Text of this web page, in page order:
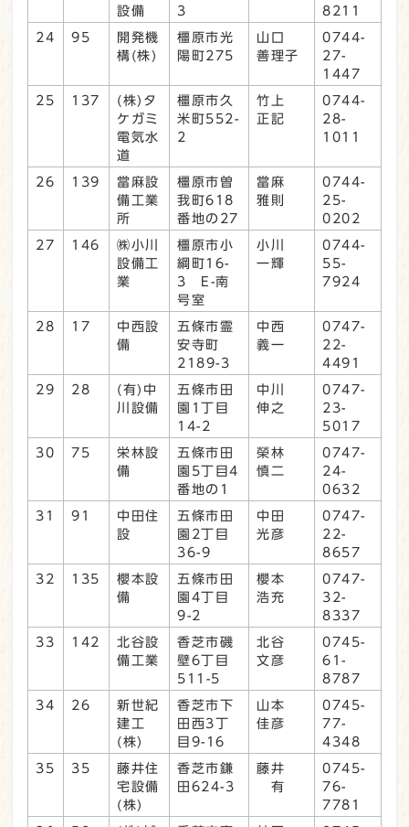
設備
3
8211
24 95
開発機
構(株)
橿原市光
陽町275
山口
善理子
0744-
27-
1447
25 137
(株)タ
ケガミ
電気水
道
橿原市久
米町552-
2
竹上
正記
0744-
28-
1011
26 139
當麻設
備工業
所
橿原市曽
我町618
番地の27
當麻
雅則
0744-
25-
0202
27 146
㈱小川
設備工
業
橿原市小
綱町16-
3 E-南
号室
小川
一輝
0744-
55-
7924
28 17
中西設
備
五條市霊
安寺町
2189-3
中西
義一
0747-
22-
4491
29 28
(有)中
川設備
五條市田
園1丁目
14-2
中川
伸之
0747-
23-
5017
30 75
栄林設
備
五條市田
園5丁目4
番地の1
榮林
慎二
0747-
24-
0632
31 91
中田住
設
五條市田
園2丁目
36-9
中田
光彦
0747-
22-
8657
32 135
櫻本設
備
五條市田
園4丁目
9-2
櫻本
浩充
0747-
32-
8337
33 142
北谷設
備工業
香芝市磯
壁6丁目
511-5
北谷
文彦
0745-
61-
8787
34 26
新世紀
建工
(株)
香芝市下
田西3丁
目9-16
山本
佳彦
0745-
77-
4348
35 35
藤井住
宅設備
(株)
香芝市鎌
田624-3
藤井
有
0745-
76-
7781